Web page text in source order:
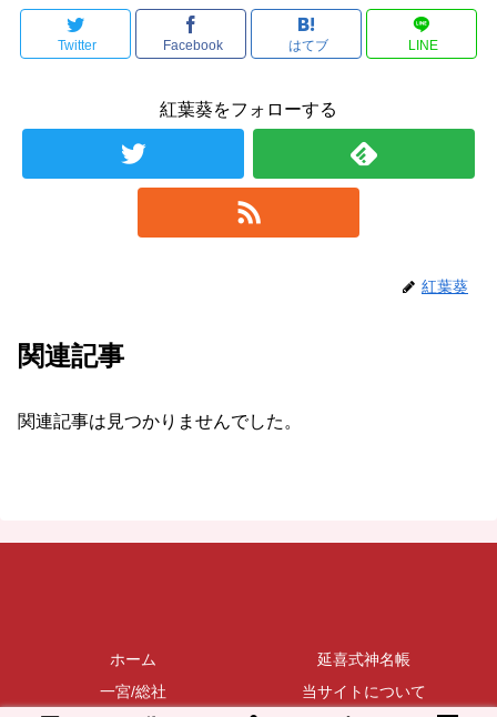
Twitter Facebook はてブ LINE
紅葉葵をフォローする
紅葉葵
関連記事
関連記事は見つかりませんでした。
ホーム
延喜式神名帳
一宮/総社
当サイトについて